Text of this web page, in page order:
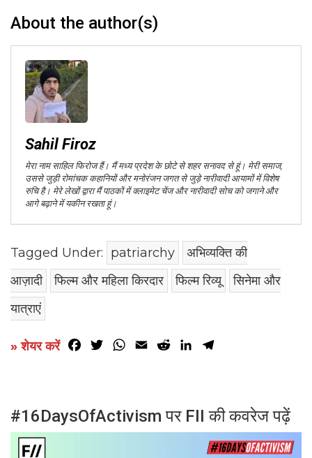
About the author(s)
Sahil Firoz
मेरा नाम साहिल फिरोज हैं। मैं मध्य प्रदेश के छोटे से शहर सनावद से हूं। मेरी समाज,
उससे जुड़ी रोमांचक कहानियों और मनोरंजन जगत से जुड़े नारीवादी आयामों में विशेष
रुचि है। मेरे लेखों द्वारा मैं पाठकों में क्लाइमेट चेंज और नारीवादी सोच को जगाने और
आगे बढ़ाने में यकीन रखता हूं।
Tagged Under: patriarchy
अभिव्यक्ति की
आज़ादी
फिल्म और महिला किरदार फिल्म रिव्यू
सिनेमा और
यात्राएं
» शेयर करें Facebook
TwitterWhatsApp
Email RedditLinkedIn
#16DaysOfActivism पर FII की कवरेज पढ़ें